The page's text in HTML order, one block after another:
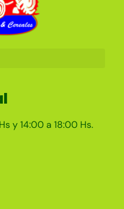
y 14:00 a 18:00 Hs.